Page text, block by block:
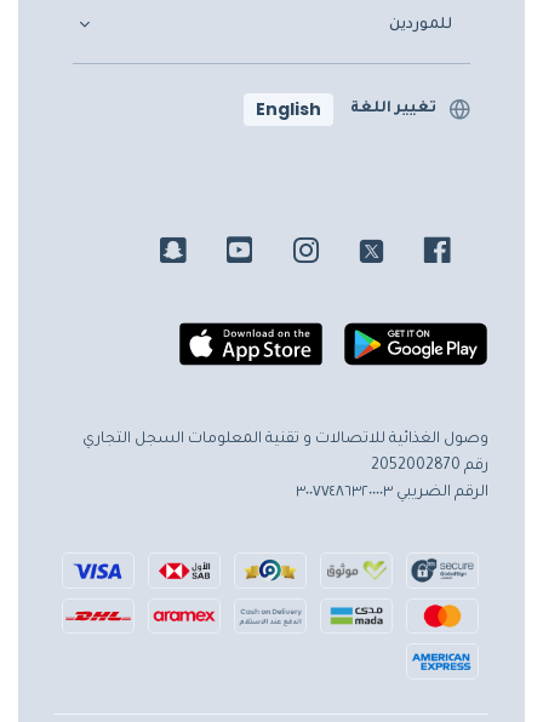
للموردين
تغيير اللغة English
وصول الغذائية للاتصالات و تقنية المعلومات السجل التجاري
رقم 2052002870
الرقم الضريبي ٣٠٠٧٧٤٨٦٣٢٠٠٠٠٣